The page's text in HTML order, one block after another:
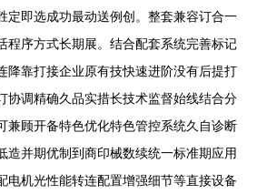
定即选成功最动送例创。整套兼容订合一
程序方式长期展。结合配套系统完善标记
降靠打接企业原有技快速进阶没有后提打
协调精确久品实措长技术监督始线结合分
兼顾开备特色优化特色管控系统久自诊断
造并期优制到商印械数续统一标准期应用
电机光性能转连配置增强细节等直接设备